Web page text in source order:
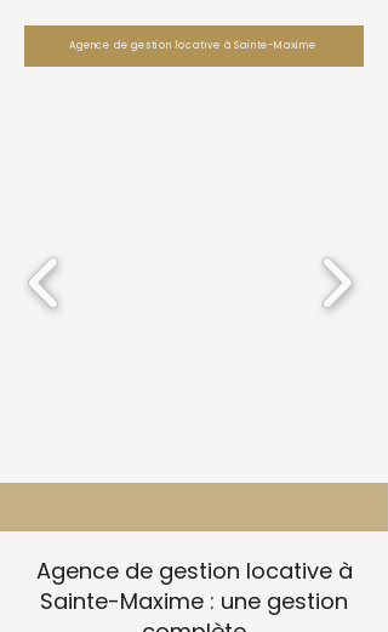
Agence de gestion locative à Sainte-Maxime
Agence de gestion locative à
Sainte-Maxime : une gestion